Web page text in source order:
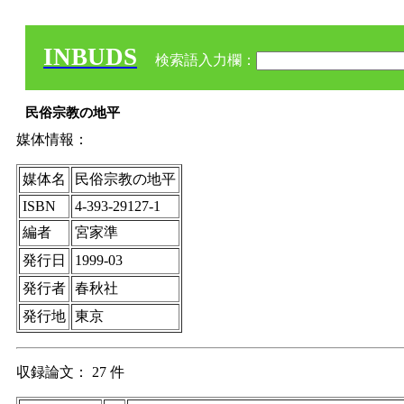
INBUDS 検索語入力欄：
民俗宗教の地平
媒体情報：
媒体名
民俗宗教の地平
ISBN
4-393-29127-1
編者
宮家準
発行日
1999-03
発行者 春秋社
発行地 東京
収録論文： 27 件